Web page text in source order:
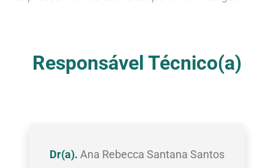
Responsável Técnico(a)
Dr(a). Ana Rebecca Santana Santos